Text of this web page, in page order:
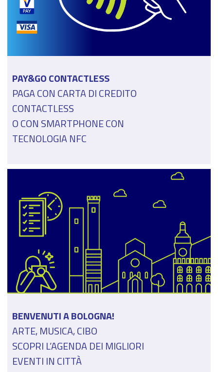
PAY&GO CONTACTLESS
PAGA CON CARTA DI CREDITO
CONTACTLESS
O CON SMARTPHONE CON
TECNOLOGIA NFC
BENVENUTI A BOLOGNA!
ARTE, MUSICA, CIBO
SCOPRI L’AGENDA DEI MIGLIORI
EVENTI IN CITTÀ